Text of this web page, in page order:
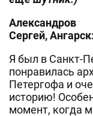
Александров
Сергей, Ангарск:
Я был в Санкт-
понравилась
Петергофа и
историю!
момент, когда